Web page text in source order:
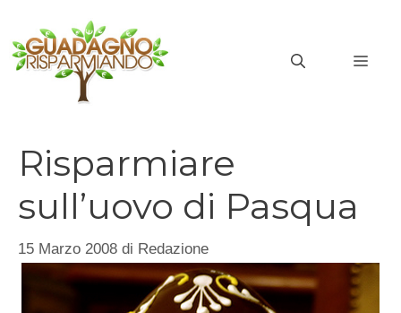
contenuto
Risparmiare
sull’uovo di Pasqua
15 Marzo 2008 di Redazione